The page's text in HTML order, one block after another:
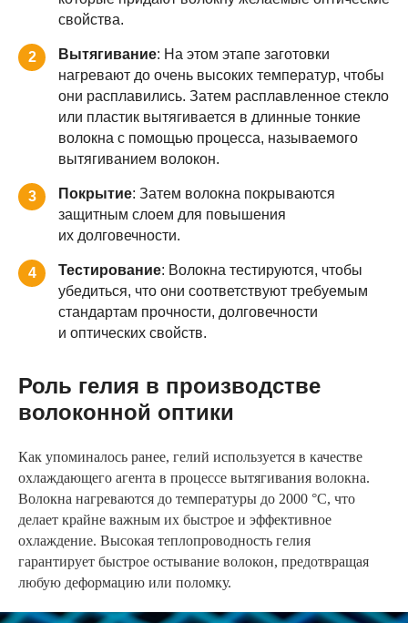
свойства.
2 Вытягивание: На этом этапе заготовки
нагревают до очень высоких температур, чтобы
они расплавились. Затем расплавленное стекло
или пластик вытягивается в длинные тонкие
волокна с помощью процесса, называемого
вытягиванием волокон.
3 Покрытие: Затем волокна покрываются
защитным слоем для повышения
их долговечности.
4 Тестирование: Волокна тестируются, чтобы
убедиться, что они соответствуют требуемым
стандартам прочности, долговечности
и оптических свойств.
Роль гелия в производстве
волоконной оптики
Как упоминалось ранее, гелий используется в качестве
охлаждающего агента в процессе вытягивания волокна.
Волокна нагреваются до температуры до 2000 °C, что
делает крайне важным их быстрое и эффективное
охлаждение. Высокая теплопроводность гелия
гарантирует быстрое остывание волокон, предотвращая
любую деформацию или поломку.